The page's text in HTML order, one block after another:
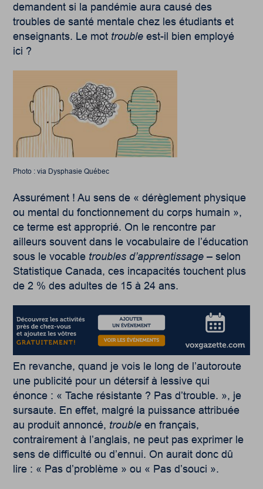
demandent si la pandémie aura causé des
troubles de santé mentale chez les étudiants et
enseignants. Le mot trouble est-il bien employé
ici ?
Photo : via Dysphasie Québec
Assurément ! Au sens de « dérèglement physique
ou mental du fonctionnement du corps humain »,
ce terme est approprié. On le rencontre par
ailleurs souvent dans le vocabulaire de l’éducation
sous le vocable troubles d’apprentissage – selon
Statistique Canada, ces incapacités touchent plus
de 2 % des adultes de 15 à 24 ans.
En revanche, quand je vois le long de l’autoroute
une publicité pour un détersif à lessive qui
énonce : « Tache résistante ? Pas d’trouble. », je
sursaute. En effet, malgré la puissance attribuée
au produit annoncé, trouble en français,
contrairement à l’anglais, ne peut pas exprimer le
sens de difficulté ou d’ennui. On aurait donc dû
lire : « Pas d’problème » ou « Pas d’souci ».